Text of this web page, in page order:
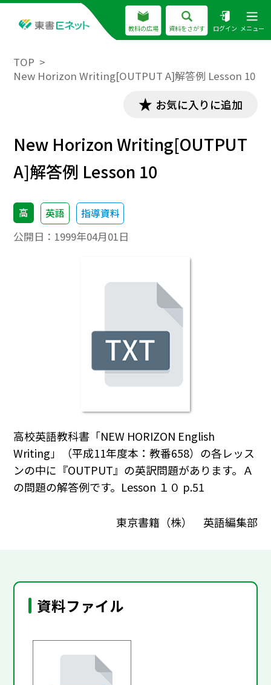
教科の広場 資料をさがす ログイン メニュー
TOP
New Horizon Writing[OUTPUT A]解答例 Lesson 10
お気に入りに追加
New Horizon Writing[OUTPUT
A]解答例 Lesson 10
高 英語 指導資料
公開日： 1999年04月01日
高校英語教科書「NEW HORIZON English
Writing」（平成11年度本：教番658）の各レッス
ンの中に『OUTPUT』の英訳問題があります。Ａ
の問題の解答例です。Lesson １０ p.51
東京書籍（株） 英語編集部
資料ファイル